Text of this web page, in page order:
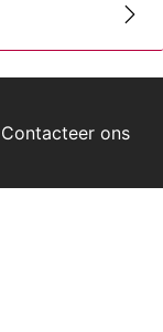
Contacteer ons